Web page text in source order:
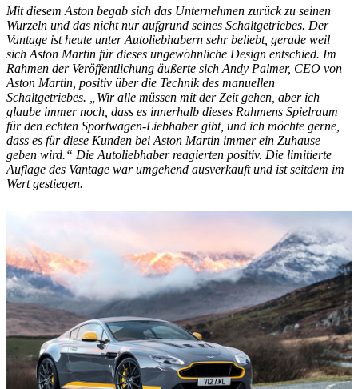
Mit diesem Aston begab sich das Unternehmen zurück zu seinen
Wurzeln und das nicht nur aufgrund seines Schaltgetriebes. Der
Vantage ist heute unter Autoliebhabern sehr beliebt, gerade weil
sich Aston Martin für dieses ungewöhnliche Design entschied. Im
Rahmen der Veröffentlichung äußerte sich Andy Palmer, CEO von
Aston Martin, positiv über die Technik des manuellen
Schaltgetriebes. „Wir alle müssen mit der Zeit gehen, aber ich
glaube immer noch, dass es innerhalb dieses Rahmens Spielraum
für den echten Sportwagen-Liebhaber gibt, und ich möchte gerne,
dass es für diese Kunden bei Aston Martin immer ein Zuhause
geben wird.“ Die Autoliebhaber reagierten positiv. Die limitierte
Auflage des Vantage war umgehend ausverkauft und ist seitdem im
Wert gestiegen.